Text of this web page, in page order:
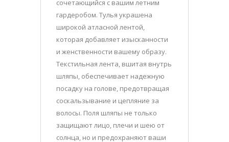
сочетающийся с вашим летним
гардеробом. Тулья украшена
широкой атласной лентой,
которая добавляет изысканности
и женственности вашему образу.
Текстильная лента, вшитая внутрь
шляпы, обеспечивает надежную
посадку на голове, предотвращая
соскальзывание и цепляние за
волосы. Поля шляпы не только
защищают лицо, плечи и шею от
солнца, но и предохраняют ваши